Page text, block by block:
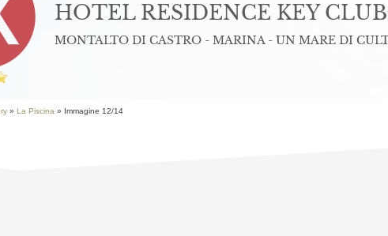
HOTEL RESIDENCE KEY CLUB
MONTALTO DI CASTRO - MARINA - UN MARE DI
» La Piscina » Immagine 12/14